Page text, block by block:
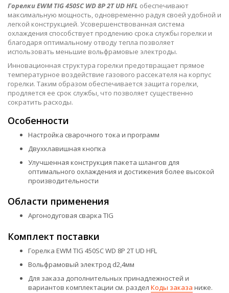
Горелки EWM TIG 450SC WD 8P 2T UD HFL обеспечивают
максимальную мощность, одновременно радуя своей удобной и
легкой конструкцией. Усовершенствованная система
охлаждения способствует продлению срока службы горелки и
благодаря оптимальному отводу тепла позволяет
использовать меньшие вольфрамовые электроды.
Инновационная структура горелки предотвращает прямое
температурное воздействие газового рассекателя на корпус
горелки. Таким образом обеспечивается защита горелки,
продляется ее срок службы, что позволяет существенно
сократить расходы.
Особенности
Настройка сварочного тока и программ
Двухклавишная кнопка
Улучшенная конструкция пакета шлангов для
оптимального охлаждения и достижения более высокой
производительности
Области применения
Аргонодуговая сварка TIG
Комплект поставки
Горелка EWM TIG 450SC WD 8P 2T UD HFL
Вольфрамовый электрод d2,4мм
Для заказа дополнительных принадлежностей и
вариантов комплектации см. раздел Коды заказа ниже.